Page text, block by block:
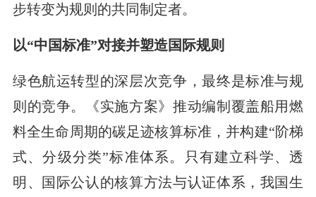
步转变为规则的共同制定者。
以“中国标准”对接并塑造国际规则
绿色航运转型的深层次竞争，最终是标准与规
则的竞争。《实施方案》推动编制覆盖船用燃
料全生命周期的碳足迹核算标准，并构建“阶梯
式、分级分类”标准体系。只有建立科学、透
明、国际公认的核算方法与认证体系，我国生